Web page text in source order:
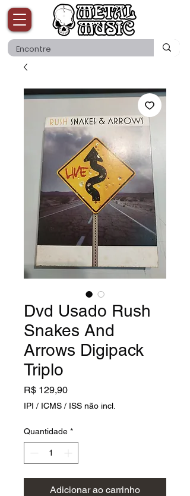
Dvd Usado Rush
Snakes And
Arrows Digipack
Triplo
R$ 129,90Preço
IPI / ICMS / ISS não incl.
Quantidade *
Adicionar ao carrinho